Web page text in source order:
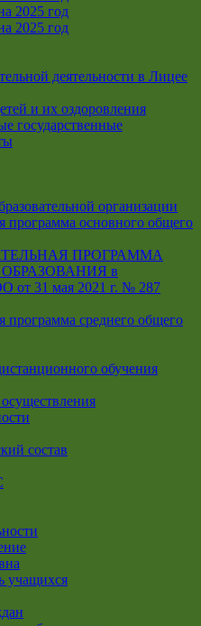
2025 год
2025 год
деятельности в Лицее
и их оздоровления
государственные
организации
программа основного общего
ПРОГРАММА
в
от 31 мая 2021 г. № 287
программа среднего общего
обучения
состав
учащихся